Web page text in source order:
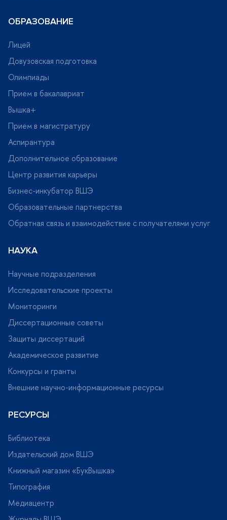
ОБРАЗОВАНИЕ
Лицей
Довузовская подготовка
Олимпиады
Прием в бакалавриат
ышка+
Прием в магистратуру
Аспирантура
Дополнительное образование
Центр развития карьеры
Бизнес-инкубатор ВШЭ
Образовательные партнерства
Обратная связь и взаимодействие с получателями услу
НАУКА
Научные подразделения
Исследовательские проекты
Мониторинги
Диссертационные советы
Защиты диссертаций
Академическое развитие
Конкурсы и гранты
нешние научно-информационные ресурсы
РЕСУРСЫ
Библиотека
Издательский дом ВШЭ
Книжный магазин «БукВышка»
Типография
Медиацентр